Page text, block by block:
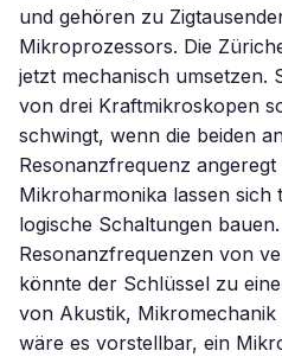
und gehören zu
Mikroprozessors. Die
jetzt mechanisch umsetzen.
von drei Kraftmikroskopen
schwingt, wenn die beiden
Resonanzfrequenz
Mikroharmonika lassen sich
logische Schaltungen
Resonanzfrequenzen von
könnte der Schlüssel zu
von Akustik, Mikromechanik
wäre es vorstellbar, ein